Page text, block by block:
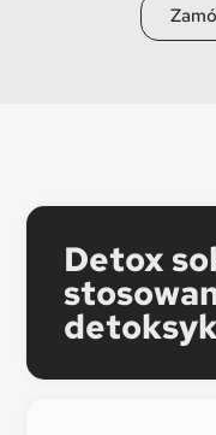
Detox